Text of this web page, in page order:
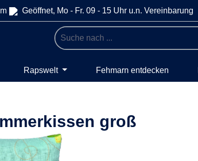
Geöffnet, Mo - Fr. 09 - 15 Uhr u.n. Vereinbarung
Rapswelt Fehmarn entdecken
groß